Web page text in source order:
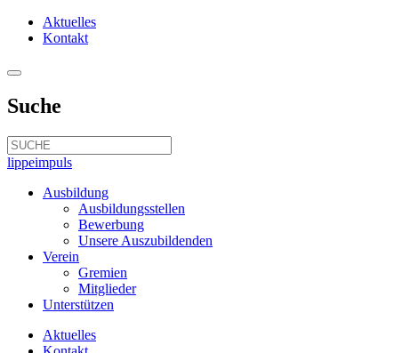
Aktuelles
Kontakt
Suche
lippeimpuls
Ausbildung
Ausbildungsstellen
Bewerbung
Unsere Auszubildenden
Verein
Gremien
Mitglieder
Unterstützen
Aktuelles